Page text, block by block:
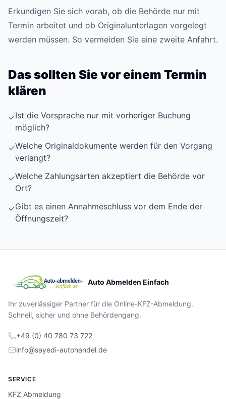
Erkundigen Sie sich vorab, ob die Behörde nur mit
Termin arbeitet und ob Originalunterlagen vorgelegt
werden müssen. So vermeiden Sie eine zweite Anfahrt.
Das sollten Sie vor einem Termin
klären
✓Ist die Vorsprache nur mit vorheriger Buchung
möglich?
✓Welche Originaldokumente werden für den Vorgang
verlangt?
✓Welche Zahlungsarten akzeptiert die Behörde vor
Ort?
✓Gibt es einen Annahmeschluss vor dem Ende der
Öffnungszeit?
Auto Abmelden Einfach
Ihr zuverlässiger Partner für die Online-KFZ-Abmeldung.
Schnell, sicher und ohne Behördengang.
+49 (0) 40 780 73 722
info@sayedi-autohandel.de
SERVICE
KFZ Abmeldung